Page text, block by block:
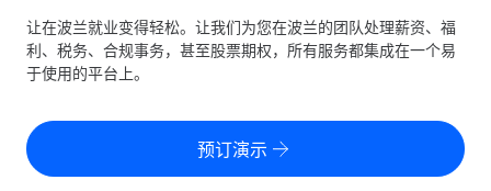
全球招聘
全球薪资管理
轻松运行合规薪资
零实体成本实现全球扩张
覆盖全球
美国各州浏览器
资源
工具与计算器
误分类风险计算工具
定价
让在波兰就业变得轻松。让我们为您在波兰的团队处理薪资、福
利、税务、合规事务，甚至股票期权，所有服务都集成在一个易
于使用的平台上。
预订演示